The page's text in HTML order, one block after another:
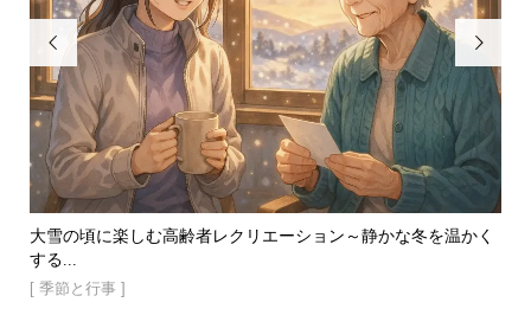

大雪の頃に楽しむ高齢者レクリエーション～静かな冬を温かく
する...
[ 季節と行事 ]
